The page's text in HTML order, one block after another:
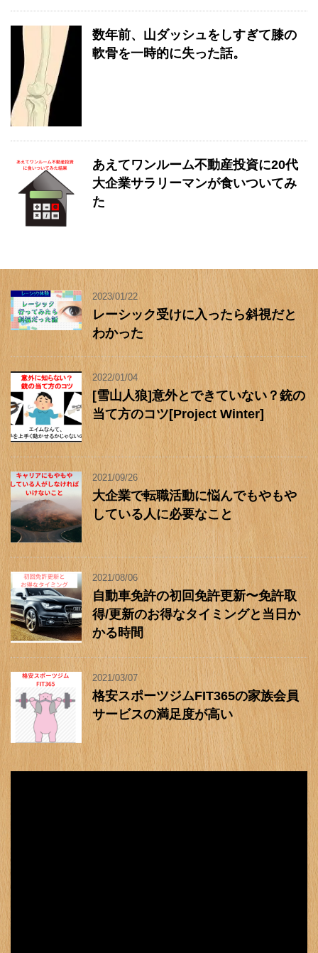
数年前、山ダッシュをしすぎて膝の
軟骨を一時的に失った話。
あえてワンルーム不動産投資に20代
大企業サラリーマンが食いついてみ
た
2023/01/22
レーシック受けに入ったら斜視だと
わかった
2022/01/04
[雪山人狼]意外とできていない？銃の
当て方のコツ[Project Winter]
2021/09/26
大企業で転職活動に悩んでもやもや
している人に必要なこと
2021/08/06
自動車免許の初回免許更新〜免許取
得/更新のお得なタイミングと当日か
かる時間
2021/03/07
格安スポーツジムFIT365の家族会員
サービスの満足度が高い